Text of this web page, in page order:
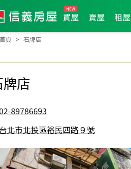
買屋 賣屋 租屋
首頁 石牌店
店
89786693
台北市北投區裕民四路９號